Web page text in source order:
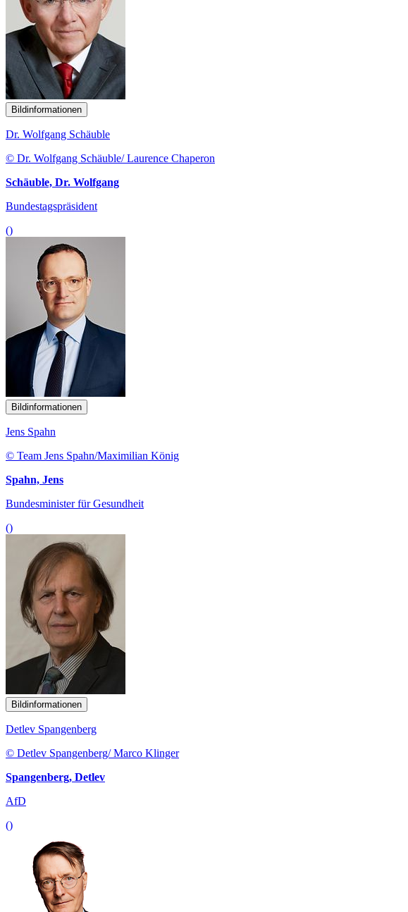
Bildinformationen
Dr. Wolfgang Schäuble
© Dr. Wolfgang Schäuble/ Laurence Chaperon
Schäuble, Dr. Wolfgang
Bundestagspräsident
()
Bildinformationen
Jens Spahn
© Team Jens Spahn/Maximilian König
Spahn, Jens
Bundesminister für Gesundheit
()
Bildinformationen
Detlev Spangenberg
© Detlev Spangenberg/ Marco Klinger
Spangenberg, Detlev
AfD
()